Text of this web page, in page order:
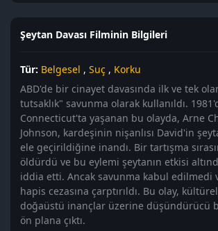
Şeytan Davası Filminin Bilgileri
Tür: Belgesel , Suç , Korku
ABD'de bir cinayet davasında ilk ve tek
tutsaklık" savunma olarak kullanıldı.
Connecticut'ta yaşanan bu olayda, Arne
Johnson, kardeşinin nişanlısı David'in
ele geçirildiğine inandı. Bir tartışma
öldürdü ve bu eylemi şeytanın etkisi
iddia etti. Ancak savunma kabul edilmedi
hapis cezasına çarptırıldı. Bu olay,
doğaüstü inançlar üzerine düşündürücü
ön plana çıktı.